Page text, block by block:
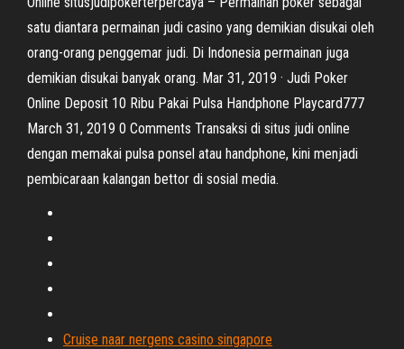
satu diantara permainan judi casino yang demikian disukai oleh
orang-orang penggemar judi. Di Indonesia permainan juga
demikian disukai banyak orang. Mar 31, 2019 · Judi Poker
Online Deposit 10 Ribu Pakai Pulsa Handphone Playcard777
March 31, 2019 0 Comments Transaksi di situs judi online
dengan memakai pulsa ponsel atau handphone, kini menjadi
pembicaraan kalangan bettor di sosial media.
Cruise naar nergens casino singapore